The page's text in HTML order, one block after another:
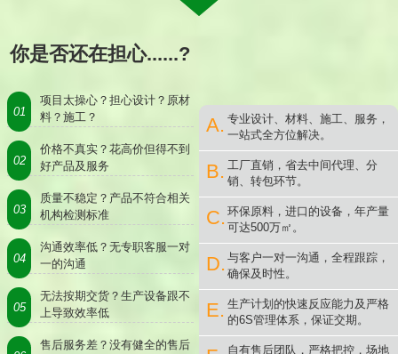
你是否还在担心......?
01
项目太操心？担心设计？原材
料？施工？
02
价格不真实？花高价但得不到
好产品及服务
03
质量不稳定？产品不符合相关
机构检测标准
04
沟通效率低？无专职客服一对
一的沟通
05
无法按期交货？生产设备跟不
上导致效率低
售后服务差？没有健全的售后
A. 专业设计、材料、施工、服务，
一站式全方位解决。
B. 工厂直销，省去中间代理、分
销、转包环节。
C. 环保原料，进口的设备，年产量
可达500万㎡。
D. 与客户一对一沟通，全程跟踪，
确保及时性。
E. 生产计划的快速反应能力及严格
的6S管理体系，保证交期。
自有售后团队，严格把控，场地